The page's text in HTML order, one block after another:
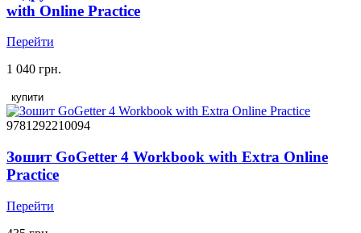
with Online Practice
Перейти
1 040 грн.
купити
9781292210094
Зошит GoGetter 4 Workbook with Extra Online
Practice
Перейти